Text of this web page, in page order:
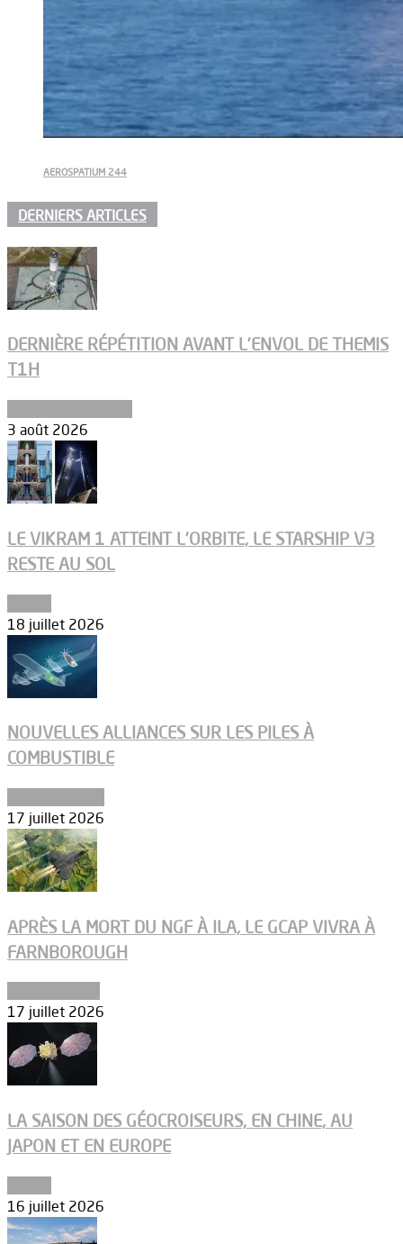
AEROSPATIUM 244
DERNIERS ARTICLES
DERNIÈRE RÉPÉTITION AVANT L’ENVOL DE THEMIS
T1H
3 août 2026
LE VIKRAM 1 ATTEINT L’ORBITE, LE STARSHIP V3
RESTE AU SOL
18 juillet 2026
NOUVELLES ALLIANCES SUR LES PILES À
COMBUSTIBLE
17 juillet 2026
APRÈS LA MORT DU NGF À ILA, LE GCAP VIVRA À
FARNBOROUGH
17 juillet 2026
LA SAISON DES GÉOCROISEURS, EN CHINE, AU
JAPON ET EN EUROPE
16 juillet 2026